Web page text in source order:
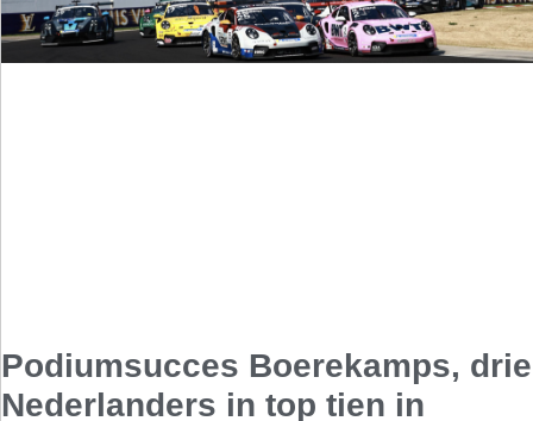
Podiumsucces Boerekamps, drie
Nederlanders in top tien in